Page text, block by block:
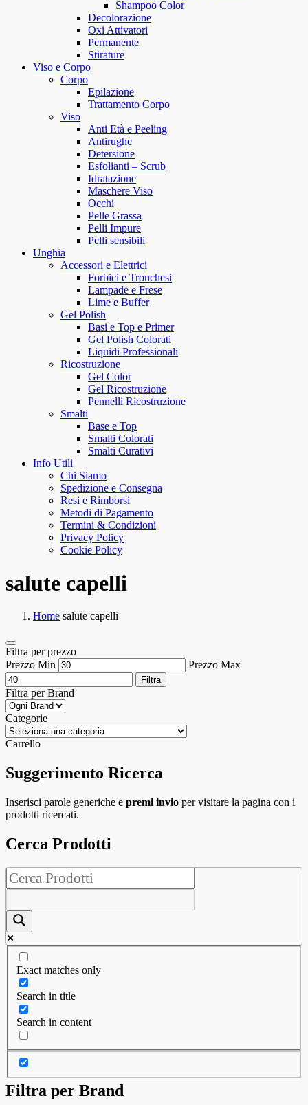
Shampoo Color
Decolorazione
Oxi Attivatori
Permanente
Stirature
Viso e Corpo
Corpo
Epilazione
Trattamento Corpo
Viso
Anti Età e Peeling
Antirughe
Detersione
Esfolianti – Scrub
Idratazione
Maschere Viso
Occhi
Pelle Grassa
Pelli Impure
Pelli sensibili
Unghia
Accessori e Elettrici
Forbici e Tronchesi
Lampade e Frese
Lime e Buffer
Gel Polish
Basi e Top e Primer
Gel Polish Colorati
Liquidi Professionali
Ricostruzione
Gel Color
Gel Ricostruzione
Pennelli Ricostruzione
Smalti
Base e Top
Smalti Colorati
Smalti Curativi
Info Utili
Chi Siamo
Spedizione e Consegna
Resi e Rimborsi
Metodi di Pagamento
Termini & Condizioni
Privacy Policy
Cookie Policy
salute capelli
Home salute capelli
Filtra per prezzo
Prezzo Min
Prezzo Max
Filtra
Filtra per Brand
Categorie
Carrello
Suggerimento Ricerca
Inserisci parole generiche e premi invio per visitare la pagina con i
prodotti ricercati.
Cerca Prodotti
Exact matches only
Search in title
Search in content
Filtra per Brand